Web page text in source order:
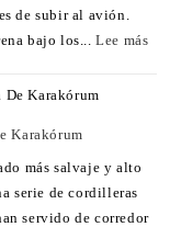
de subir al avión.
bajo los...Lee más
Karakórum
más salvaje y alto
serie de cordilleras
servido de corredor